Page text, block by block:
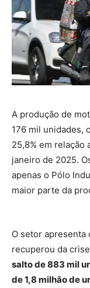
A produção de
176 mil unidades,
25,8% em relação
janeiro de 2025.
apenas o Pólo
maior parte da
O setor
recuperou da
salto de 883 mil
de 1,8 milhão de